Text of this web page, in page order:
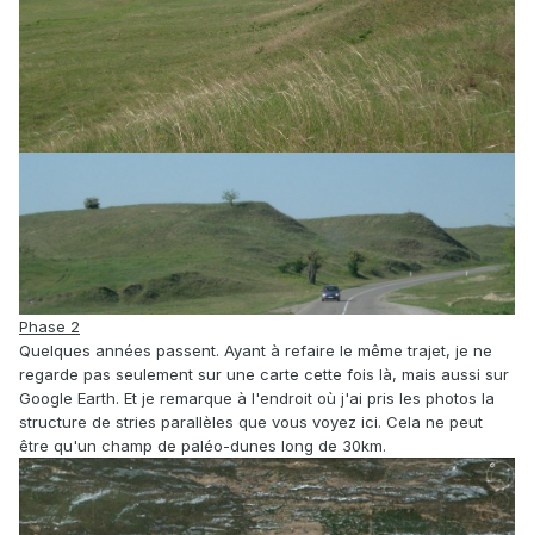
Phase 2
Quelques années passent. Ayant à refaire le même trajet, je ne
regarde pas seulement sur une carte cette fois là, mais aussi sur
Google Earth. Et je remarque à l'endroit où j'ai pris les photos la
structure de stries parallèles que vous voyez ici. Cela ne peut
être qu'un champ de paléo-dunes long de 30km.